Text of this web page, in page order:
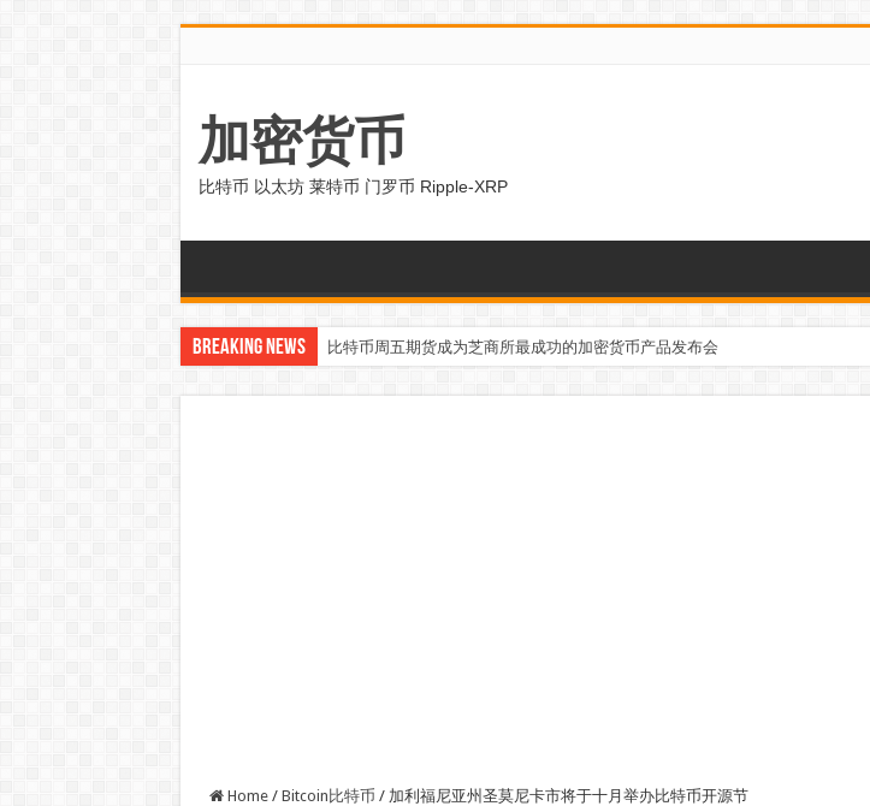
加密货币
比特币 以太坊 莱特币 门罗币 Ripple-XRP
Breaking News 比特币周五期货成为芝商所最成功的加密货币产品发布会
Home / Bitcoin比特币 / 加利福尼亚州圣莫尼卡市将于十月举办比特币开源节